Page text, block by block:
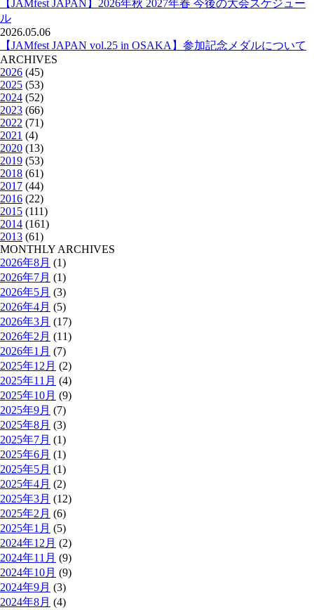
【JAMfest JAPAN】2026年秋 2027年春 今後の大会スケジュー
ル
2026.05.06
【JAMfest JAPAN vol.25 in OSAKA】参加記念メダルについて
ARCHIVES
2026 (45)
2025 (53)
2024 (52)
2023 (66)
2022 (71)
2021 (4)
2020 (13)
2019 (53)
2018 (61)
2017 (44)
2016 (22)
2015 (111)
2014 (161)
2013 (61)
MONTHLY ARCHIVES
2026年8月 (1)
2026年7月 (1)
2026年5月 (3)
2026年4月 (5)
2026年3月 (17)
2026年2月 (11)
2026年1月 (7)
2025年12月 (2)
2025年11月 (4)
2025年10月 (9)
2025年9月 (7)
2025年8月 (3)
2025年7月 (1)
2025年6月 (1)
2025年5月 (1)
2025年4月 (2)
2025年3月 (12)
2025年2月 (6)
2025年1月 (5)
2024年12月 (2)
2024年11月 (9)
2024年10月 (9)
2024年9月 (3)
2024年8月 (4)